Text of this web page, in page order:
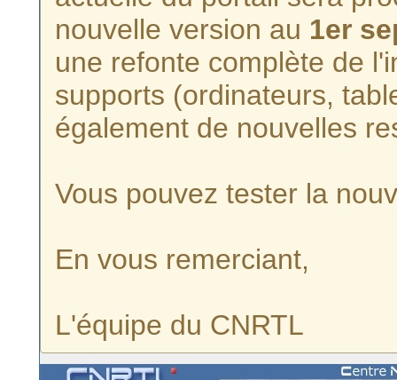
nouvelle version au 1er
une refonte complète de
supports (ordinateurs,
également de nouvelles
Vous pouvez tester la
En vous remerciant,
L'équipe du CNRTL